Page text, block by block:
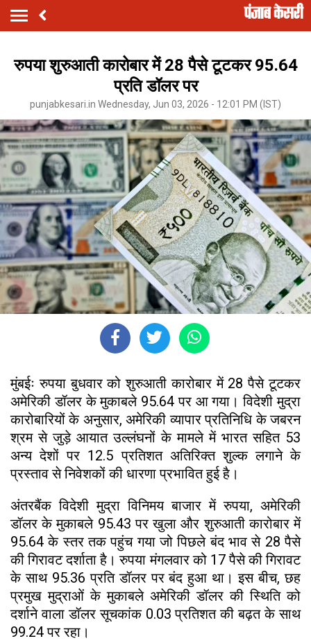
रुपया शुरुआती कारोबार में 28 पैसे टूटकर 95.64
प्रति डॉलर पर
punjabkesari.in Wednesday, Jun 03, 2026 - 12:01 PM (IST)
मुंबईः रुपया बुधवार को शुरुआती कारोबार में 28 पैसे टूटकर
अमेरिकी डॉलर के मुकाबले 95.64 पर आ गया। विदेशी मुद्रा
कारोबारियों के अनुसार, अमेरिकी व्यापार प्रतिनिधि के जबरन
श्रम से जुड़े आयात उल्लंघनों के मामले में भारत सहित 53
अन्य देशों पर 12.5 प्रतिशत अतिरिक्त शुल्क लगाने के
प्रस्ताव से निवेशकों की धारणा प्रभावित हुई है।
अंतरबैंक विदेशी मुद्रा विनिमय बाजार में रुपया, अमेरिकी
डॉलर के मुकाबले 95.43 पर खुला और शुरुआती कारोबार में
95.64 के स्तर तक पहुंच गया जो पिछले बंद भाव से 28 पैसे
की गिरावट दर्शाता है। रुपया मंगलवार को 17 पैसे की गिरावट
के साथ 95.36 प्रति डॉलर पर बंद हुआ था। इस बीच, छह
प्रमुख मुद्राओं के मुकाबले अमेरिकी डॉलर की स्थिति को
दर्शाने वाला डॉलर सूचकांक 0.03 प्रतिशत की बढ़त के साथ
99.24 पर रहा।